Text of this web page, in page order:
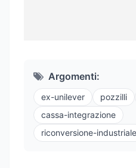
Argomenti:
ex-unilever pozzilli
cassa-integrazione
riconversione-industriale